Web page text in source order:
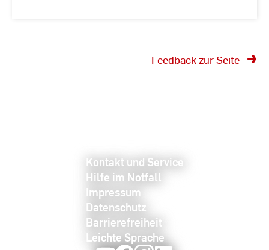
Feedback zur Seite
Kontakt und Service
Hilfe im Notfall
Impressum
Datenschutz
Barrierefreiheit
Leichte Sprache